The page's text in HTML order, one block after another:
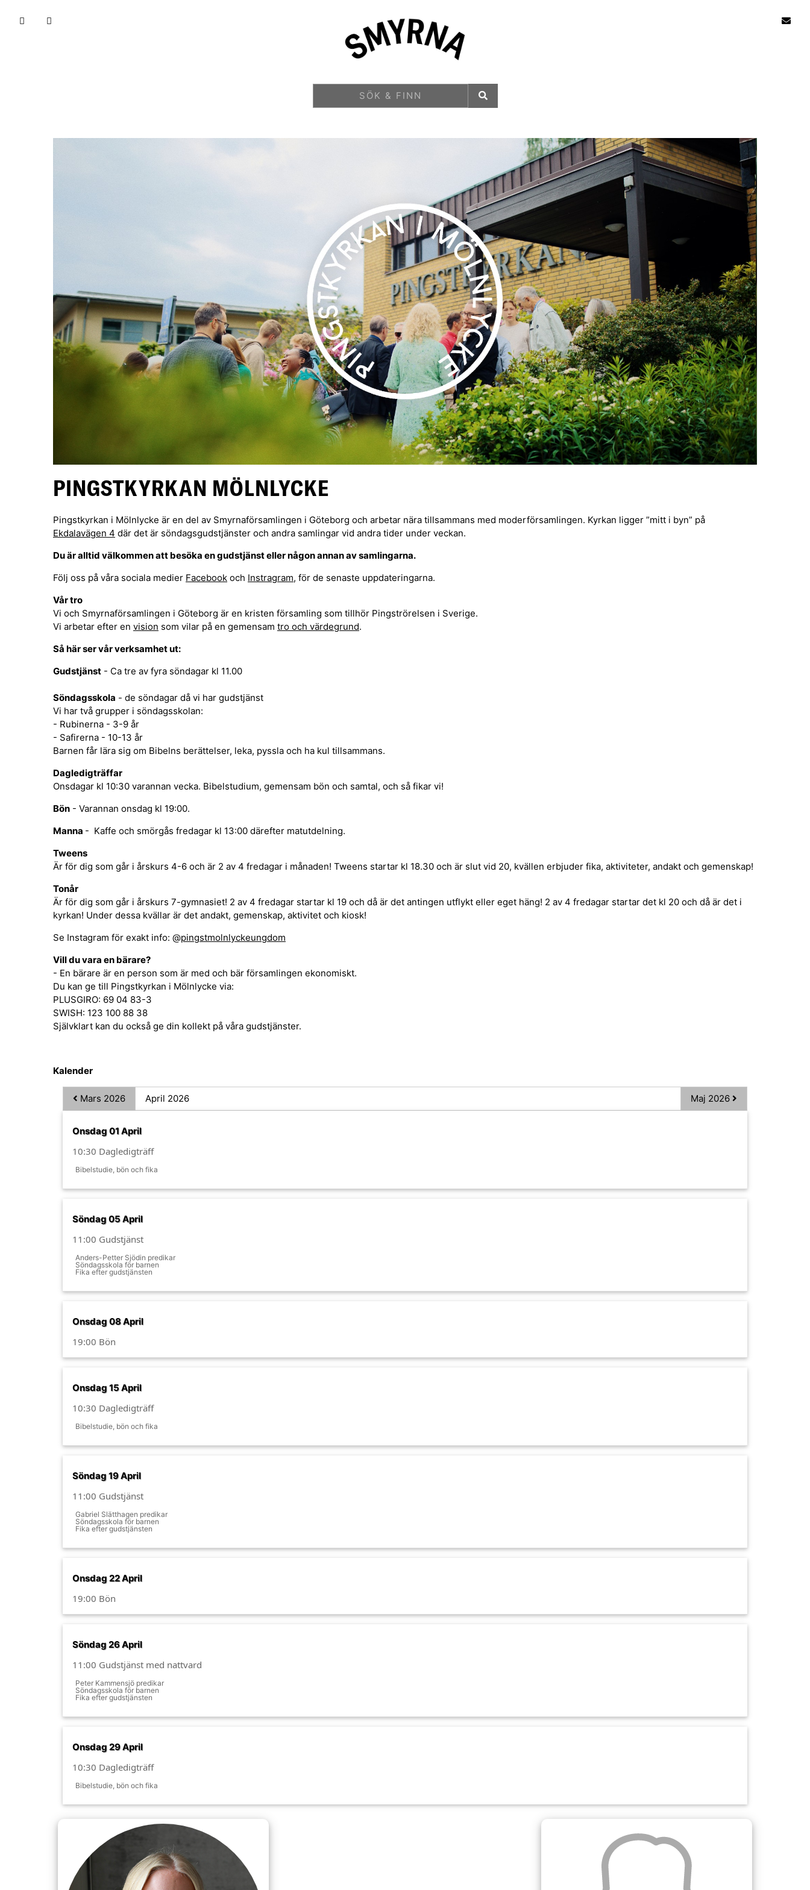
PINGSTKYRKAN MÖLNLYCKE
Pingstkyrkan i Mölnlycke är en del av Smyrnaförsamlingen i Göteborg och arbetar nära tillsammans med moderförsamlingen. Kyrkan ligger ”mitt i byn” på
Ekdalavägen 4 där det är söndagsgudstjänster och andra samlingar vid andra tider under veckan.
Du är alltid välkommen att besöka en gudstjänst eller någon annan av samlingarna.
Följ oss på våra sociala medier Facebook och Instragram, för de senaste uppdateringarna.
Vår tro
Vi och Smyrnaförsamlingen i Göteborg är en kristen församling som tillhör Pingströrelsen i Sverige.
Vi arbetar efter en vision som vilar på en gemensam tro och värdegrund.
Så här ser vår verksamhet ut:
Gudstjänst - Ca tre av fyra söndagar kl 11.00
Söndagsskola - de söndagar då vi har gudstjänst
Vi har två grupper i söndagsskolan:
- Rubinerna - 3-9 år
- Safirerna - 10-13 år
Barnen får lära sig om Bibelns berättelser, leka, pyssla och ha kul tillsammans.
Dagledigträffar
Onsdagar kl 10:30 varannan vecka. Bibelstudium, gemensam bön och samtal, och så fikar vi!
Bön - Varannan onsdag kl 19:00.
Manna - Kaffe och smörgås fredagar kl 13:00 därefter matutdelning.
Tweens
Är för dig som går i årskurs 4-6 och är 2 av 4 fredagar i månaden! Tweens startar kl 18.30 och är slut vid 20, kvällen erbjuder fika, aktiviteter, andakt och gemenskap!
Tonår
Är för dig som går i årskurs 7-gymnasiet! 2 av 4 fredagar startar kl 19 och då är det antingen utflykt eller eget häng! 2 av 4 fredagar startar det kl 20 och då är det i
kyrkan! Under dessa kvällar är det andakt, gemenskap, aktivitet och kiosk!
Se Instagram för exakt info: @pingstmolnlyckeungdom
Vill du vara en bärare?
- En bärare är en person som är med och bär församlingen ekonomiskt.
Du kan ge till Pingstkyrkan i Mölnlycke via:
PLUSGIRO: 69 04 83-3
SWISH: 123 100 88 38
Självklart kan du också ge din kollekt på våra gudstjänster.
Kalender
Mars 2026 April 2026 Maj 2026
Onsdag 01 April
10:30 Dagledigträff
Bibelstudie, bön och fika
Söndag 05 April
11:00 Gudstjänst
Anders-Petter Sjödin predikar
Söndagsskola för barnen
Fika efter gudstjänsten
Onsdag 08 April
19:00 Bön
Onsdag 15 April
10:30 Dagledigträff
Bibelstudie, bön och fika
Söndag 19 April
11:00 Gudstjänst
Gabriel Slätthagen predikar
Söndagsskola för barnen
Fika efter gudstjänsten
Onsdag 22 April
19:00 Bön
Söndag 26 April
11:00 Gudstjänst med nattvard
Peter Kammensjö predikar
Söndagsskola för barnen
Fika efter gudstjänsten
Onsdag 29 April
10:30 Dagledigträff
Bibelstudie, bön och fika